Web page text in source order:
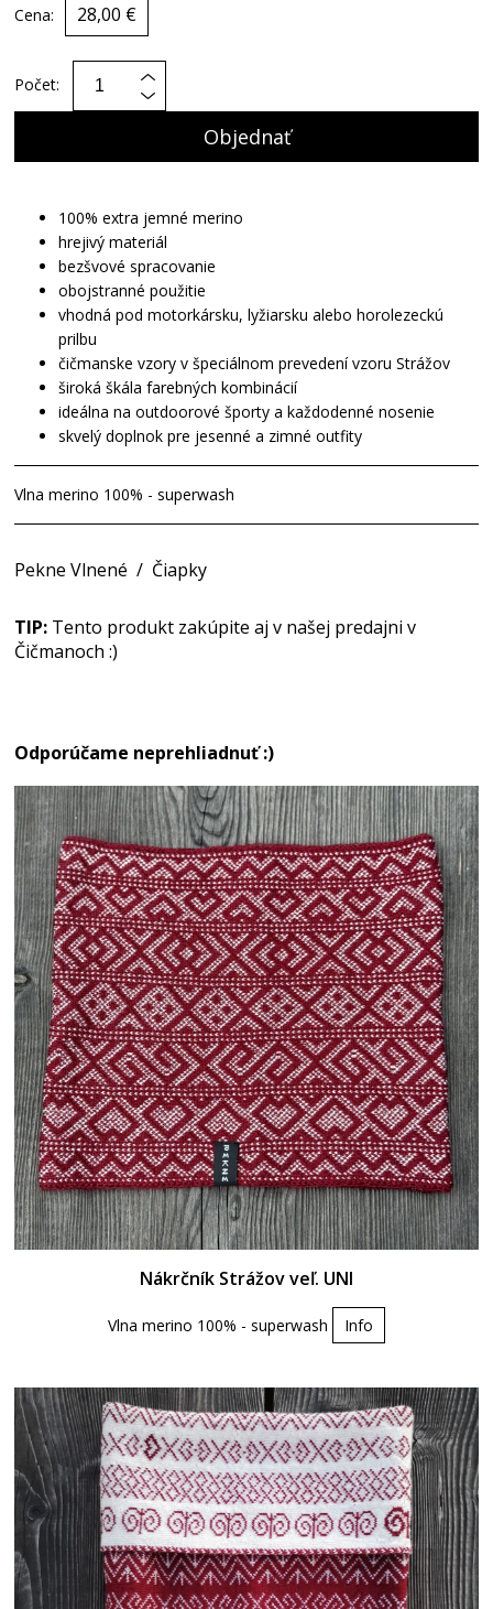
Cena: 28,00 €
Počet:
Objednať
100% extra jemné merino
hrejivý materiál
bezšvové spracovanie
obojstranné použitie
vhodná pod motorkársku, lyžiarsku alebo horolezeckú
prilbu
čičmanske vzory v špeciálnom prevedení vzoru Strážov
široká škála farebných kombinácií
ideálna na outdoorové športy a každodenné nosenie
skvelý doplnok pre jesenné a zimné outfity
Vlna merino 100% - superwash
Pekne Vlnené / Čiapky
TIP: Tento produkt zakúpite aj v našej predajni v
Čičmanoch :)
Odporúčame neprehliadnuť :)
Nákrčník Strážov veľ. UNI
Vlna merino 100% - superwash Info